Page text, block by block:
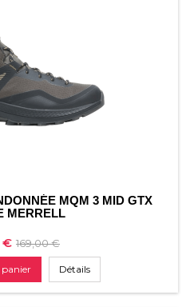
MQM 3 MID GTX
MERRELL
€ Prix
de
base
169,00 €
Détails